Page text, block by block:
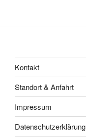
Kontakt
Standort & Anfahrt
Impressum
Datenschutzerklärung